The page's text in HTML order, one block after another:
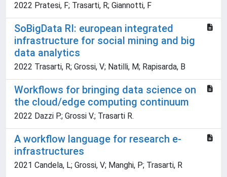
2022 Pratesi, F; Trasarti, R; Giannotti, F
SoBigData RI: european integrated
infrastructure for social mining and big
data analytics
2022 Trasarti, R; Grossi, V; Natilli, M; Rapisarda, B
Workflows for bringing data science on
the cloud/edge computing continuum
2022 Dazzi P.; Grossi V.; Trasarti R.
A workflow language for research e-
infrastructures
2021 Candela, L; Grossi, V; Manghi, P; Trasarti, R